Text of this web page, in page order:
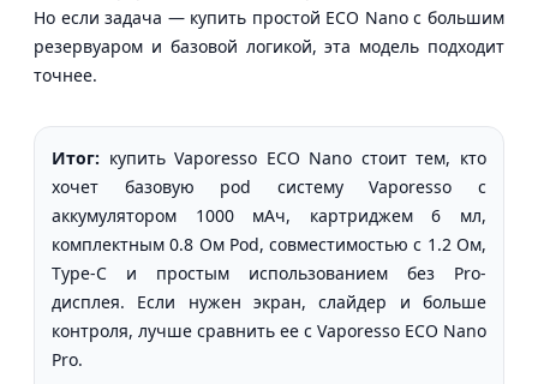
Но если задача — купить простой ECO Nano с большим
резервуаром и базовой логикой, эта модель подходит
точнее.
Итог: купить Vaporesso ECO Nano стоит тем, кто
хочет базовую pod систему Vaporesso с
аккумулятором 1000 мАч, картриджем 6 мл,
комплектным 0.8 Ом Pod, совместимостью с 1.2 Ом,
Type-C и простым использованием без Pro-
дисплея. Если нужен экран, слайдер и больше
контроля, лучше сравнить ее с Vaporesso ECO Nano
Pro.